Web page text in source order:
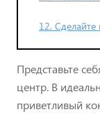
12. Сделайте
Представьте
центр. В
приветливый